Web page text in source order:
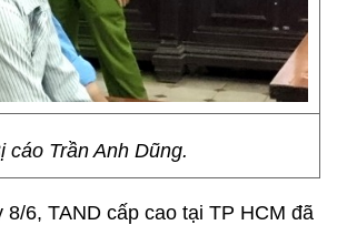
cáo Trần Anh Dũng.
8/6, TAND cấp cao tại TP HCM đã